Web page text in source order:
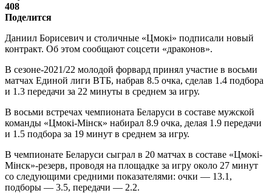
408
Поделится
Даниил Борисевич и столичные «Цмокі» подписали новый
контракт. Об этом сообщают соцсети «драконов».
В сезоне-2021/22 молодой форвард принял участие в восьми
матчах Единой лиги ВТБ, набрав 8.5 очка, сделав 1.4 подбора
и 1.3 передачи за 22 минуты в среднем за игру.
В восьми встречах чемпионата Беларуси в составе мужской
команды «Цмокi-Мiнск» набирал 8.9 очка, делая 1.9 передачи
и 1.5 подбора за 19 минут в среднем за игру.
В чемпионате Беларуси сыграл в 20 матчах в составе «Цмокi-
Мiнск»-резерв, проводя на площадке за игру около 27 минут
со следующими средними показателями: очки — 13.1,
подборы — 3.5, передачи — 2.2.